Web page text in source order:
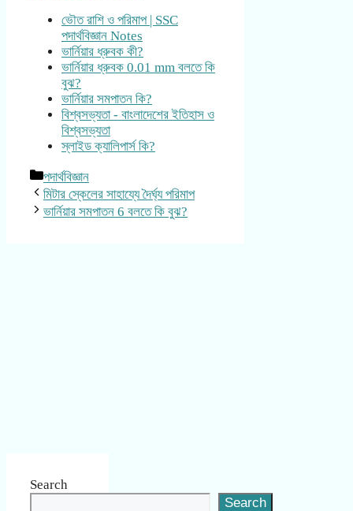
ভৌত রাশি ও পরিমাপ | SSC
পদার্থবিজ্ঞান Notes
ভার্নিয়ার ধ্রুবক কী?
ভার্নিয়ার ধ্রুবক 0.01 mm বলতে কি
বুঝ?
ভার্নিয়ার সমপাতন কি?
বিশ্বসভ্যতা - বাংলাদেশের ইতিহাস ও
বিশ্বসভ্যতা
স্লাইড ক্যালিপার্স কি?
Categories
পদার্থবিজ্ঞান
মিটার স্কেলের সাহায্যে দৈর্ঘ্য পরিমাপ
ভার্নিয়ার সমপাতন 6 বলতে কি বুঝ?
Search
Search